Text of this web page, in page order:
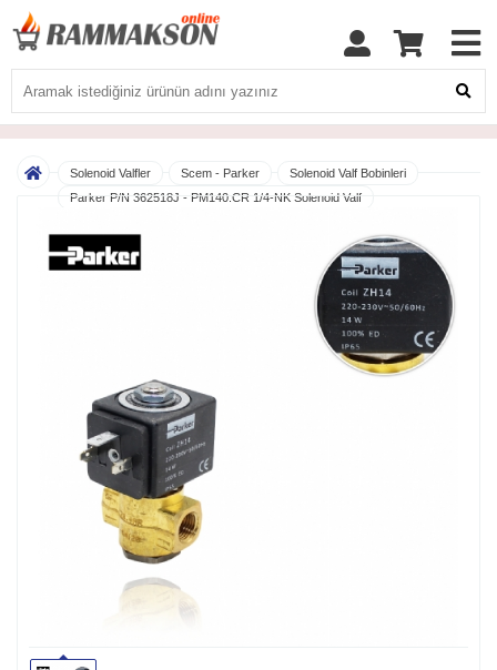
Solenoid Valfler Scem - Parker
Solenoid Valf Bobinleri
Parker P/N 362518J - PM140.CR 1/4-NK Solenoid Valf